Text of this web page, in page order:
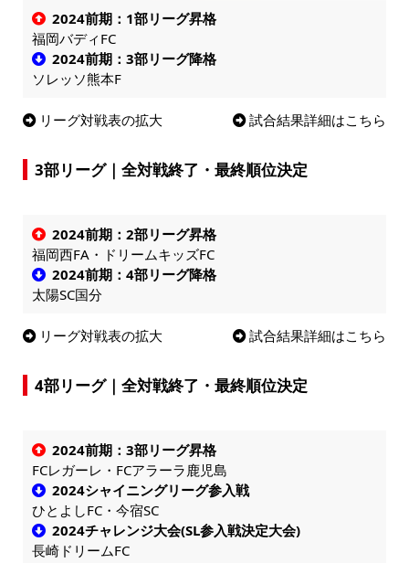
2024前期：1部リーグ昇格
福岡バディFC
2024前期：3部リーグ降格
ソレッソ熊本F
リーグ対戦表の拡大 試合結果詳細はこちら
3部リーグ｜全対戦終了・最終順位決定
2024前期：2部リーグ昇格
福岡西FA・ドリームキッズFC
2024前期：4部リーグ降格
太陽SC国分
リーグ対戦表の拡大 試合結果詳細はこちら
4部リーグ｜全対戦終了・最終順位決定
2024前期：3部リーグ昇格
FCレガーレ・FCアラーラ鹿児島
2024シャイニングリーグ参入戦
ひとよしFC・今宿SC
2024チャレンジ大会(SL参入戦決定大会)
長崎ドリームFC